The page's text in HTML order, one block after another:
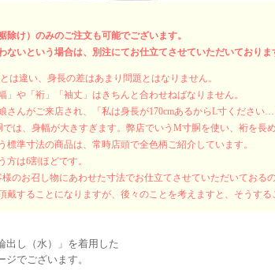
除け）のみのご注文も可能でございます。
ないという場合は、別注にてお仕立てさせていただいておりま
は違い、身長の差はあまり問題とはなりません。
」や「裄」「袖丈」はきちんと合わせねばなりません。
さんがご来店され、「私は身長が170cmあるからL寸ください…
は、身幅が大きすぎます。弊店でいうM寸胴を使い、裄を長
標準寸法の商品は、常時店頭で全色柄ご紹介しています。
方は6割ほどです。
のお召し物にあわせた寸法でお仕立てさせていただいておる
戴することになりますが、後々のことを考えますと、そうする
出し（水）」を着用した
ジでございます。